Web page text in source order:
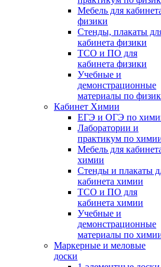
Мебель для
физики
Стенды, плакаты
кабинета физики
ТСО и ПО для
кабинета физики
Учебные и
демонстрационные
материалы по
Кабинет Химии
ЕГЭ и ОГЭ по
Лаборатории и
практикум по
Мебель для
химии
Стенды и плакаты
кабинета химии
ТСО и ПО для
кабинета химии
Учебные и
демонстрационные
материалы по
Маркерные и меловые
доски